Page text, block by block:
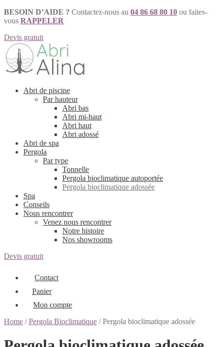
BESOIN D’AIDE ? Contactez-nous au 04 86 68 80 10 ou faites-
vous RAPPELER
Devis gratuit
Aller
à
la
navigation
Aller
au
contenu
Abri de piscine
Par hauteur
Abri bas
Abri mi-haut
Abri haut
Abri adossé
Abri de spa
Pergola
Par type
Tonnelle
Pergola bioclimatique autoportée
Pergola bioclimatique adossée
Spa
Conseils
Nous rencontrer
Venez nous rencontrer
Notre histoire
Nos showrooms
Devis gratuit
Contact
Panier
Mon compte
Home /Pergola Bioclimatique / Pergola bioclimatique adossée